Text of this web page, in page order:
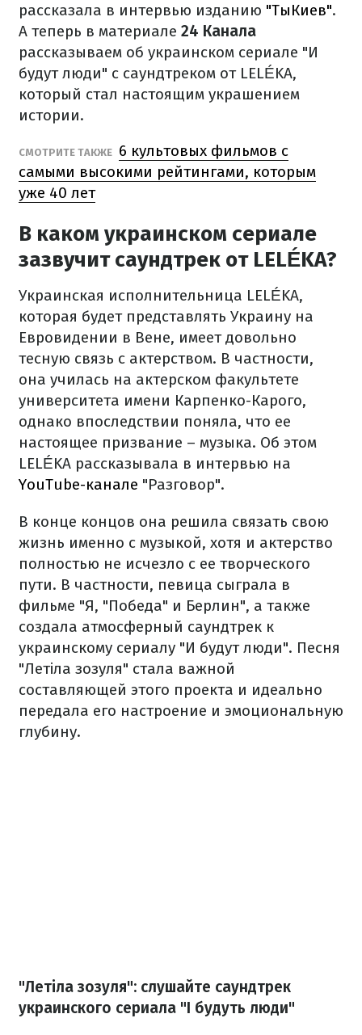
рассказала в интервью изданию "ТыКиев".
А теперь в материале 24 Канала
рассказываем об украинском сериале "И
будут люди" с саундтреком от LELÉKA,
который стал настоящим украшением
истории.
СМОТРИТЕ ТАКЖЕ 6 культовых фильмов с
самыми высокими рейтингами, которым
уже 40 лет
В каком украинском сериале
зазвучит саундтрек от LELÉKA?
Украинская исполнительница LELÉKA,
которая будет представлять Украину на
Евровидении в Вене, имеет довольно
тесную связь с актерством. В частности,
она училась на актерском факультете
университета имени Карпенко-Карого,
однако впоследствии поняла, что ее
настоящее призвание – музыка. Об этом
LELÉKA рассказывала в интервью на
YouTube-канале "Разговор".
В конце концов она решила связать свою
жизнь именно с музыкой, хотя и актерство
полностью не исчезло с ее творческого
пути. В частности, певица сыграла в
фильме "Я, "Победа" и Берлин", а также
создала атмосферный саундтрек к
украинскому сериалу "И будут люди". Песня
"Летіла зозуля" стала важной
составляющей этого проекта и идеально
передала его настроение и эмоциональную
глубину.
"Летіла зозуля": слушайте саундтрек
украинского сериала "І будуть люди"